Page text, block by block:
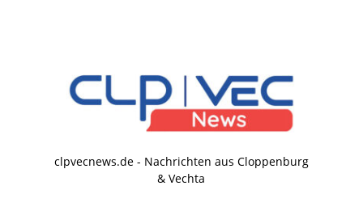
clpvecnews.de - Nachrichten aus Cloppenburg
& Vechta